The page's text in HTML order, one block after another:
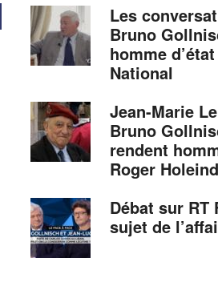
Les
Bruno
homme
National
Jean-Marie
Bruno
rendent
Roger
Débat sur RT
sujet de